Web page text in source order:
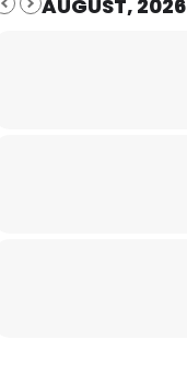
AUGUST, 2026